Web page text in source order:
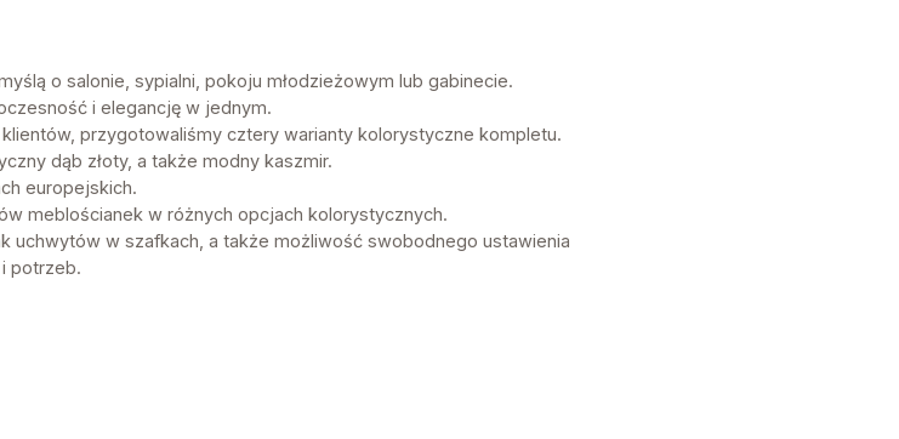
o salonie, sypialni, pokoju młodzieżowym lub gabinecie.
i elegancję w jednym.
przygotowaliśmy cztery warianty kolorystyczne kompletu.
dąb złoty, a także modny kaszmir.
europejskich.
meblościanek w różnych opcjach kolorystycznych.
uchwytów w szafkach, a także możliwość swobodnego ustawienia
potrzeb.